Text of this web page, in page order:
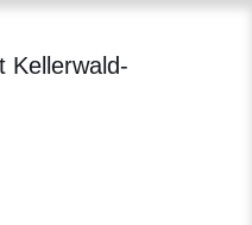
Kellerwald-